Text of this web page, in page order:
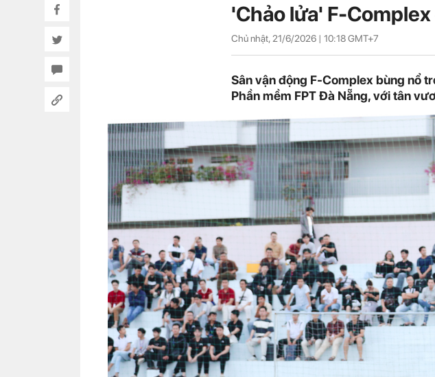
'Chảo lửa' F-
Chủ nhật, 21/6/2026 | 10:18GMT+7
Sân vận động F-Complex bùng nổ
Phần mềm FPT Đà Nẵng, với tân